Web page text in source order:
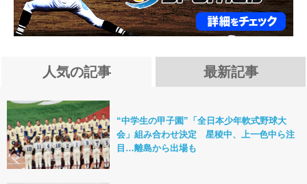
人気の記事 最新記事
“中学生の甲子園”「全日本少年軟式野球大
会」組み合わせ決定 星稜中、上一色中ら注
目…離島から出場も